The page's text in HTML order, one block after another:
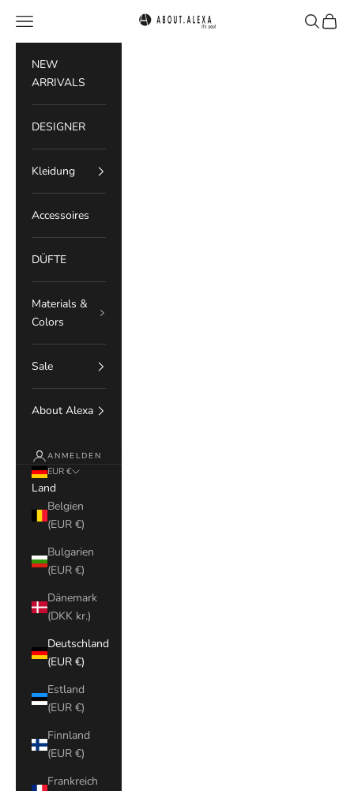
ABOUT.ALEXA
Menü Suchen
NEW
ARRIVALS
DESIGNER
Kleidung
Accessoires
DÜFTE
Materials &
Colors
Sale
About Alexa
ANMELDEN
EUR €
Land
Belgien
(EUR €)
Bulgarien
(EUR €)
Dänemark
(DKK kr.)
Deutschland
(EUR €)
Estland
(EUR €)
Finnland
(EUR €)
Frankreich